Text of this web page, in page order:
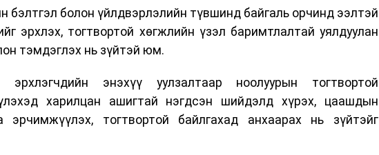
бэлтгэл болон үйлдвэрлэлийн түвшинд байгаль орчинд ээлтэй
эрхлэх, тогтвортой хөгжлийн үзэл баримтлалтай уялдуулан
тэмдэглэх нь зүйтэй юм.
энэхүү уулзалтаар ноолуурын тогтвортой
харилцан ашигтай нэгдсэн шийдэлд хүрэх, цаашдын
эрчимжүүлэх, тогтвортой байлгахад анхаарах нь зүйтэйг